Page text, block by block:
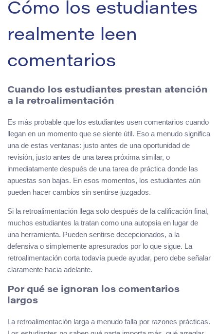
Cómo los estudiantes
realmente leen
comentarios
Cuando los estudiantes prestan atención
a la retroalimentación
Es más probable que los estudiantes usen comentarios cuando
llegan en un momento que se siente útil. Eso a menudo significa
una de estas ventanas: justo antes de una oportunidad de
revisión, justo antes de una tarea próxima similar, o
inmediatamente después de una tarea de práctica donde las
apuestas son bajas. En esos momentos, los estudiantes aún
pueden hacer cambios sin sentirse juzgados.
Si la retroalimentación llega solo después de la calificación final,
muchos estudiantes la tratan como una autopsia en lugar de
una herramienta. Pueden sentirse decepcionados, a la
defensiva o simplemente apresurados por lo que sigue. La
retroalimentación corta todavía puede ayudar, pero debe señalar
claramente hacia adelante.
Por qué se ignoran los comentarios
largos
La retroalimentación larga a menudo falla por razones prácticas.